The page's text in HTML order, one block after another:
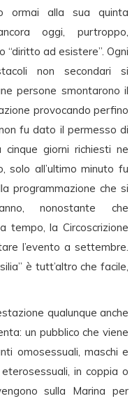
ormai alla sua quinta
oggi, purtroppo,
“diritto ad esistere”. Ogni
non secondari si
persone smontarono il
provocando perfino
fu dato il permesso di
giorni richiesti ne
solo all’ultimo minuto fu
programmazione che si
nonostante che
tempo, la Circoscrizione
l’evento a settembre.
è tutt’altro che facile,
qualunque anche
un pubblico che viene
omosessuali, maschi e
in coppia o
sulla Marina per